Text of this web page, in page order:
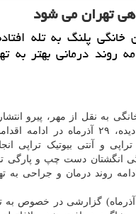
تهران می شود
پلنگ به تله
روند درمانی بهتر به
به نقل از مهر، پیرو
صدمه دیده، ۲۹ آذرماه در
تراپی و آنتی بیوتیک تراپی
انگشتان دست چپ و پارگی
روند درمان و جراحی به
روز سه شنبه (۲۵ آذرماه) گزارشی در